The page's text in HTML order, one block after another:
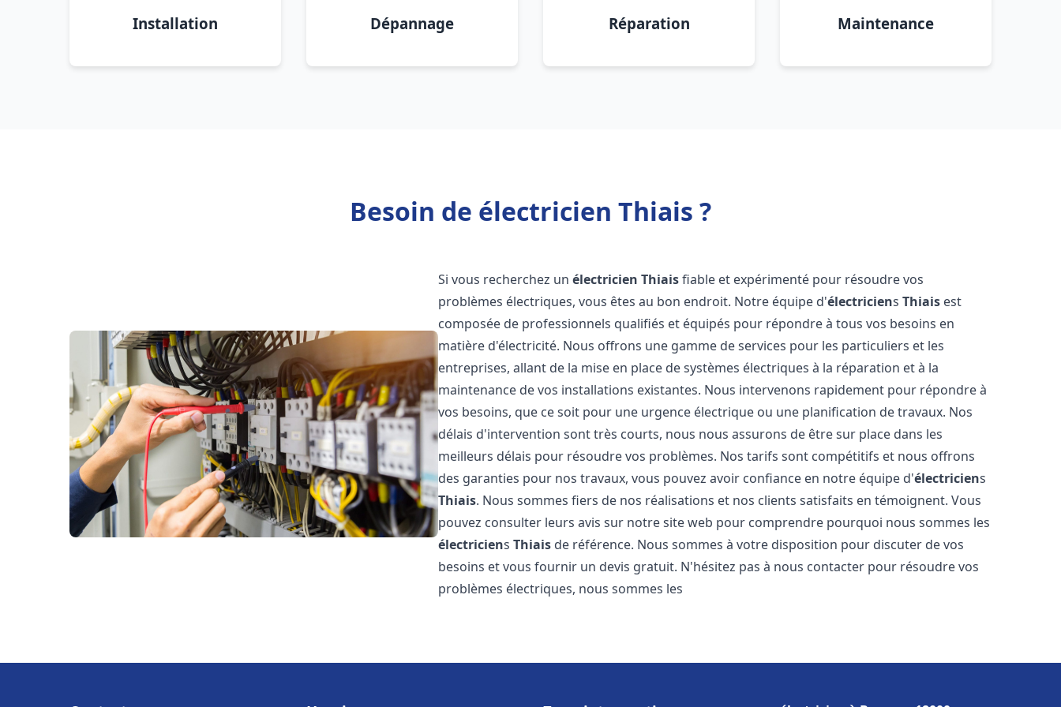
Installation Dépannage Réparation Maintenance
Besoin de électricien Thiais ?
Si vous recherchez unélectricien Thiaisfiable et expérimenté pour résoudre vos
problèmes électriques, vous êtes au bon endroit. Notre équipe d'électriciensThiais est
composée de professionnels qualifiés et équipés pour répondre à tous vos besoins en
matière d'électricité. Nous offrons une gamme de services pour les particuliers et les
entreprises, allant de la mise en place de systèmes électriques à la réparation et à la
maintenance de vos installations existantes. Nous intervenons rapidement pour répondre à
vos besoins, que ce soit pour une urgence électrique ou une planification de travaux. Nos
délais d'intervention sont très courts, nous nous assurons de être sur place dans les
meilleurs délais pour résoudre vos problèmes. Nos tarifs sont compétitifs et nous offrons
des garanties pour nos travaux, vous pouvez avoir confiance en notre équipe d'électriciens
Thiais. Nous sommes fiers de nos réalisations et nos clients satisfaits en témoignent. Vous
pouvez consulter leurs avis sur notre site web pour comprendre pourquoi nous sommes les
électriciensThiais de référence. Nous sommes à votre disposition pour discuter de vos
besoins et vous fournir un devis gratuit. N'hésitez pas à nous contacter pour résoudre vos
problèmes électriques, nous sommes les